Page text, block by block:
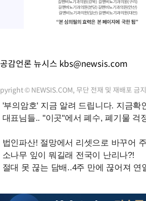
감언론 뉴시스 kbs@newsis.com
© NEWSIS.COM, 무단 전재 및 재배포 금지